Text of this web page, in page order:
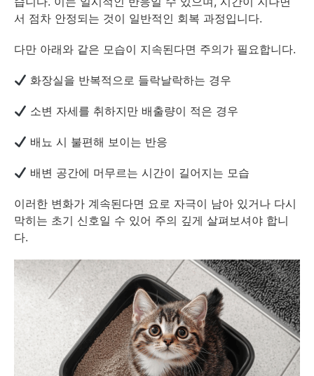
서 점차 안정되는 것이 일반적인 회복 과정입니다.
다만 아래와 같은 모습이 지속된다면 주의가 필요합니다.
화장실을 반복적으로 들락날락하는 경우
소변 자세를 취하지만 배출량이 적은 경우
배뇨 시 불편해 보이는 반응
배변 공간에 머무르는 시간이 길어지는 모습
이러한 변화가 계속된다면 요로 자극이 남아 있거나 다시
막히는 초기 신호일 수 있어 주의 깊게 살펴보셔야 합니
다.